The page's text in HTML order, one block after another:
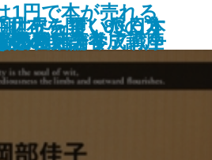
のせい
界を覆い尽くす
―
く
嬢の社会学
数センス養成講座
る離婚
財布を開く80の方
1円で本が売れる
のメディア戦争
の就活論
た
に立っていた日本